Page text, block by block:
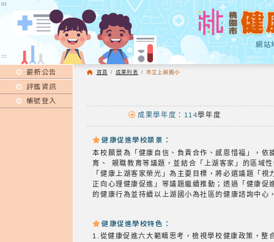
:::
網站
:::
最新公告
評鑑資訊
帳號登入
首頁 / 成果列表 / 市立上湖國小
成果學年度：114學年度
健康促進學校願景：
本校願景為「健康自信、負責合作、感恩惜福」，
育、 親職教育等議題，並結合「上湖客家」的區域
「健康上湖客家榮光」為主要目標，將必選議題「
正向心理健康促進」等議題繼續推動；透過「健康
的健康行為並持續以上湖國小為社區的健康諮詢中
健康促進學校特色：
1.從健康促進六大範疇思考，檢視學校健康政策，整
:::